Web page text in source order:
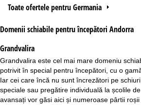
Toate ofertele pentru Germania
Domenii schiabile pentru începători Andorra
Grandvalira
Grandvalira este cel mai mare domeniu
potrivit în special pentru începători, cu o
Iar cei care încă nu sunt încrezători pe
speciale sau pregătire individuală la școlile
avansați vor găsi aici și numeroase pârtii